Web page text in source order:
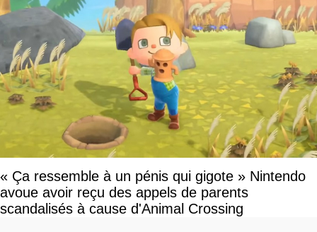
« Ça ressemble à un pénis qui gigote » Nintendo
avoue avoir reçu des appels de parents
scandalisés à cause d'Animal Crossing